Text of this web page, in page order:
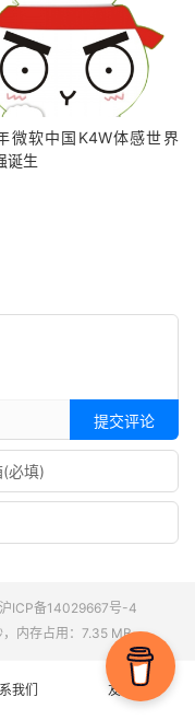
微软中国K4W体感世界
诞生
提交评论
沪ICP备14029667号-4
内存占用：7.35 MB
我们 友情链接